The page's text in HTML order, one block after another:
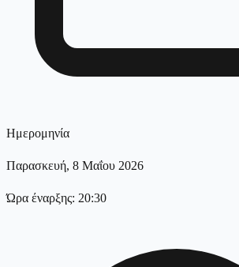
Ημερομηνία
Παρασκευή, 8 Μαΐου 2026
Ώρα έναρξης: 20:30